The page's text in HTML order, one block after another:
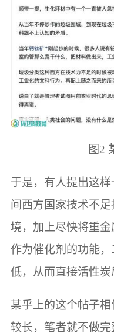
图2
于是，有人提出这
间西方国家技术不
境，加上尽快将重
作为催化剂的功能
低，从而直接活性炭
某乎上的这个帖子
较长，笔者就不做完